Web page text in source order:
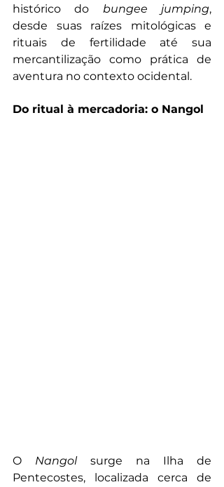
histórico do bungee jumping,
desde suas raízes mitológicas e
rituais de fertilidade até sua
mercantilização como prática de
aventura no contexto ocidental.
Do ritual à mercadoria: o Nangol
O Nangol surge na Ilha de
Pentecostes, localizada cerca de